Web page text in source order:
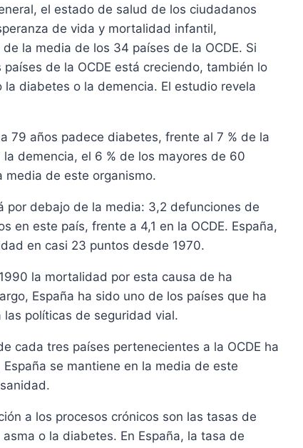
el estado de salud de los ciudadanos
de vida y mortalidad infantil,
la media de los 34 países de la OCDE. Si
de la OCDE está creciendo, también lo
diabetes o la demencia. El estudio revela
79 años padece diabetes, frente al 7 % de la
demencia, el 6 % de los mayores de 60
media de este organismo.
por debajo de la media: 3,2 defunciones de
en este país, frente a 4,1 en la OCDE. España,
en casi 23 puntos desde 1970.
la mortalidad por esta causa de ha
España ha sido uno de los países que ha
políticas de seguridad vial.
cada tres países pertenecientes a la OCDE ha
se mantiene en la media de este
a los procesos crónicos son las tasas de
o la diabetes. En España, la tasa de